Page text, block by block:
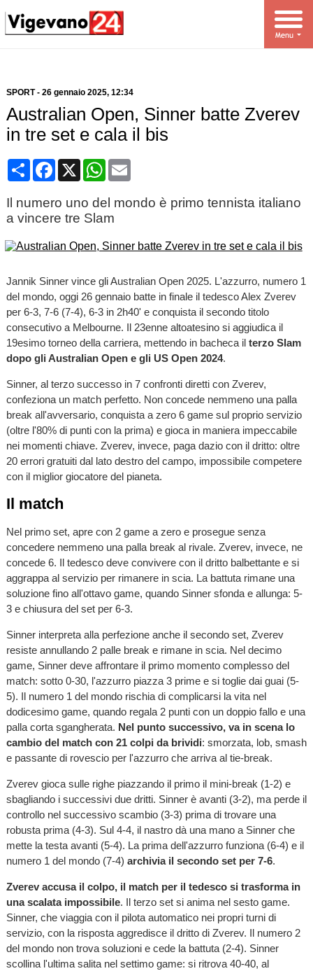
SPORT- 26 gennaio 2025, 12:34
Australian Open, Sinner batte Zverev
in tre set e cala il bis
CondividiFacebook
X WhatsApp
Email
Il numero uno del mondo è primo tennista italiano
a vincere tre Slam
Jannik Sinner vince gli Australian Open 2025. L'azzurro, numero 1
del mondo, oggi 26 gennaio batte in finale il tedesco Alex Zverev
per 6-3, 7-6 (7-4), 6-3 in 2h40' e conquista il secondo titolo
consecutivo a Melbourne. Il 23enne altoatesino si aggiudica il
19esimo torneo della carriera, mettendo in bacheca il terzo Slam
dopo gli Australian Open e gli US Open 2024.
Sinner, al terzo successo in 7 confronti diretti con Zverev,
confeziona un match perfetto. Non concede nemmeno una palla
break all'avversario, conquista a zero 6 game sul proprio servizio
(oltre l'80% di punti con la prima) e gioca in maniera impeccabile
nei momenti chiave. Zverev, invece, paga dazio con il dritto: oltre
20 errori gratuiti dal lato destro del campo, impossibile competere
con il miglior giocatore del pianeta.
Il match
Nel primo set, apre con 2 game a zero e prosegue senza
concedere nemmeno una palla break al rivale. Zverev, invece, ne
concede 6. Il tedesco deve convivere con il dritto balbettante e si
aggrappa al servizio per rimanere in scia. La battuta rimane una
soluzione fino all'ottavo game, quando Sinner sfonda e allunga: 5-
3 e chiusura del set per 6-3.
Sinner interpreta alla perfezione anche il secondo set, Zverev
resiste annullando 2 palle break e rimane in scia. Nel decimo
game, Sinner deve affrontare il primo momento complesso del
match: sotto 0-30, l'azzurro piazza 3 prime e si toglie dai guai (5-
5). Il numero 1 del mondo rischia di complicarsi la vita nel
dodicesimo game, quando regala 2 punti con un doppio fallo e una
palla corta sgangherata. Nel punto successivo, va in scena lo
cambio del match con 21 colpi da brividi: smorzata, lob, smash
e passante di rovescio per l'azzurro che arriva al tie-break.
Zverev gioca sulle righe piazzando il primo il mini-break (1-2) e
sbagliando i successivi due dritti. Sinner è avanti (3-2), ma perde il
controllo nel successivo scambio (3-3) prima di trovare una
robusta prima (4-3). Sul 4-4, il nastro dà una mano a Sinner che
mette la testa avanti (5-4). La prima dell'azzurro funziona (6-4) e il
numero 1 del mondo (7-4) archivia il secondo set per 7-6.
Zverev accusa il colpo, il match per il tedesco si trasforma in
una scalata impossibile. Il terzo set si anima nel sesto game.
Sinner, che viaggia con il pilota automatico nei propri turni di
servizio, con la risposta aggredisce il dritto di Zverev. Il numero 2
del mondo non trova soluzioni e cede la battuta (2-4). Sinner
scollina l'ultima salita nel settimo game: si ritrova 40-40, al